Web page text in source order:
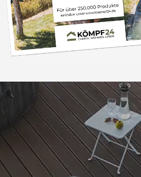
Trusted Shops
4,81/ 5
25.957 Bewertungen